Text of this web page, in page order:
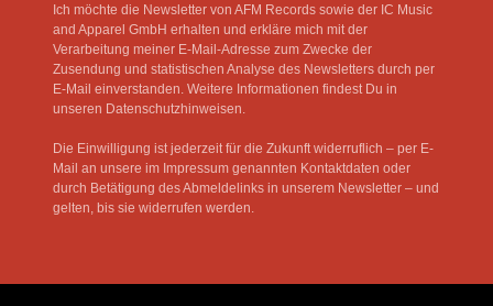
Ich möchte die Newsletter von AFM Records sowie der IC Music
and Apparel GmbH erhalten und erkläre mich mit der
Verarbeitung meiner E-Mail-Adresse zum Zwecke der
Zusendung und statistischen Analyse des Newsletters durch per
E-Mail einverstanden. Weitere Informationen findest Du in
unseren Datenschutzhinweisen.
Die Einwilligung ist jederzeit für die Zukunft widerruflich – per E-
Mail an unsere im Impressum genannten Kontaktdaten oder
durch Betätigung des Abmeldelinks in unserem Newsletter – und
gelten, bis sie widerrufen werden.